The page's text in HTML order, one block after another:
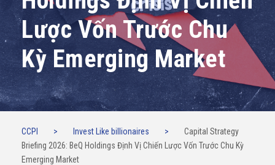
Lược Vốn Trước Chu
Kỳ Emerging Market
CCPI > Invest Like billionaires >
Capital Strategy
Briefing 2026: BeQ Holdings Định Vị Chiến Lược Vốn Trước Chu Kỳ
Emerging Market